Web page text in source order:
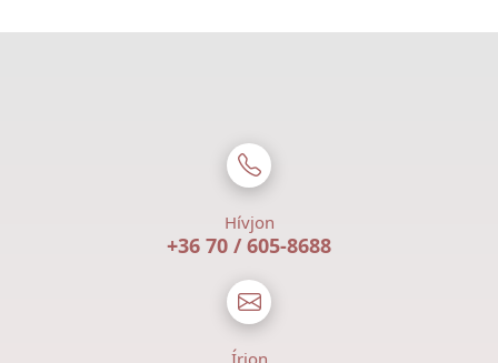
Hívjon
+36 70 / 605-8688
Írjon